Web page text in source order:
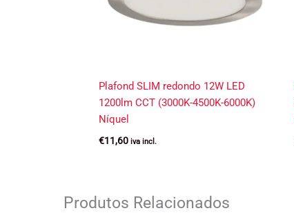
Plafond SLIM redondo 12W LED
1200lm CCT (3000K-4500K-6000K)
Níquel
€11,60 iva incl.
Produtos Relacionados